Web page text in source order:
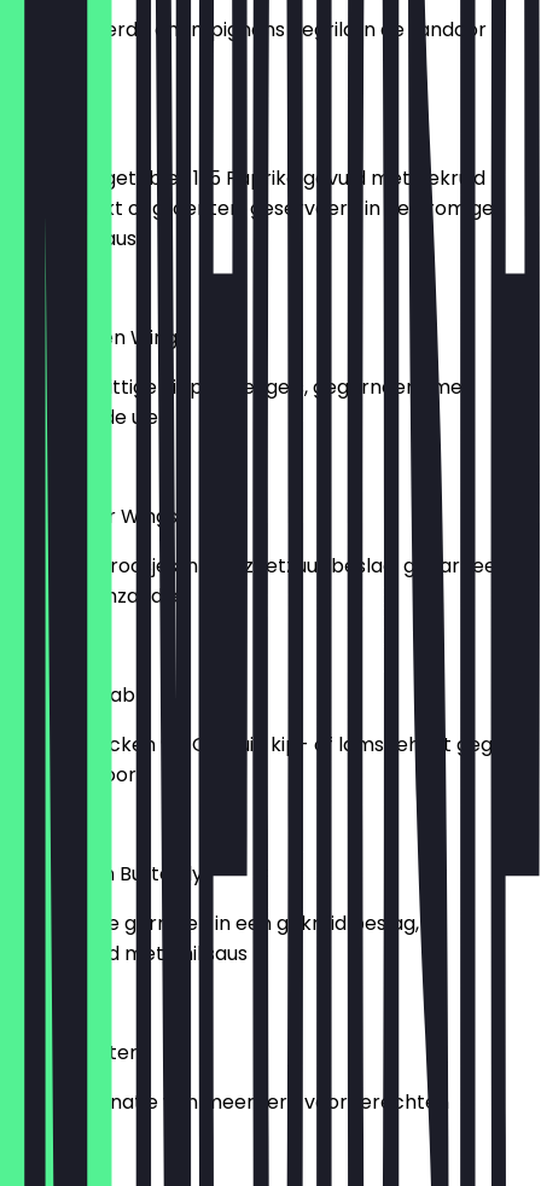
Gemarineerde champignons gegrild in de tandoor
Lamb | Vegetables 11.5 Paprika gevuld met gekruid
lamsgehakt of groenten, geserveerd in een romige
tomatensaus
€13.00
Hot Chicken Wings
Gegrilde pittige kippenvleugels, gegarneerd met
geglazuurde uien
€10.00
Cauliflower Wings
Bloemkoolroosjes in een zoetzuur beslag, gegarneerd
met sesamzaadjes
€10.00
Seekh Kebab
Lamb | Chicken 9.5 Gekruid kip- of lamsgehakt gegrild
in de tandoor
€10.00
King Prawn Butterfly
Gefrituurde garnalen in een gekruid beslag,
geserveerd met chilisaus
Mixed Starter
Een combinatie van meerdere voorgerechten